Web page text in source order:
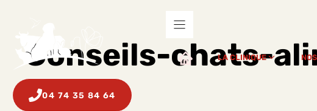
LA CLINIQUE
04 74 35 84 64
Conseils-chats-
(10)